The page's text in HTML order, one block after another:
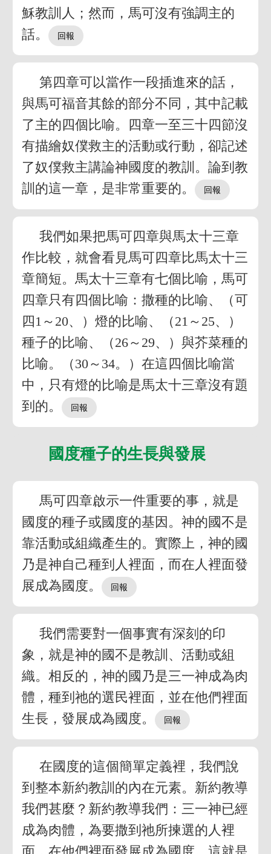
穌教訓人；然而，馬可沒有強調主的
話。
第四章可以當作一段插進來的話，
與馬可福音其餘的部分不同，其中記載
了主的四個比喻。四章一至三十四節沒
有描繪奴僕救主的活動或行動，卻記述
了奴僕救主講論神國度的教訓。論到教
訓的這一章，是非常重要的。
我們如果把馬可四章與馬太十三章
作比較，就會看見馬可四章比馬太十三
章簡短。馬太十三章有七個比喻，馬可
四章只有四個比喻：撒種的比喻、（可
四1～20、）燈的比喻、（21～25、）
種子的比喻、（26～29、）與芥菜種的
比喻。（30～34。）在這四個比喻當
中，只有燈的比喻是馬太十三章沒有題
到的。
國度種子的生長與發展
馬可四章啟示一件重要的事，就是
國度的種子或國度的基因。神的國不是
靠活動或組織產生的。實際上，神的國
乃是神自己種到人裡面，而在人裡面發
展成為國度。
我們需要對一個事實有深刻的印
象，就是神的國不是教訓、活動或組
織。相反的，神的國乃是三一神成為肉
體，種到祂的選民裡面，並在他們裡面
生長，發展成為國度。
在國度的這個簡單定義裡，我們說
到整本新約教訓的內在元素。新約教導
我們甚麼？新約教導我們：三一神已經
成為肉體，為要撒到祂所揀選的人裡